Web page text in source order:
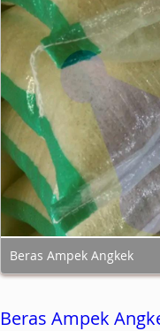
Beras Ampek Angkek
Beras Ampek